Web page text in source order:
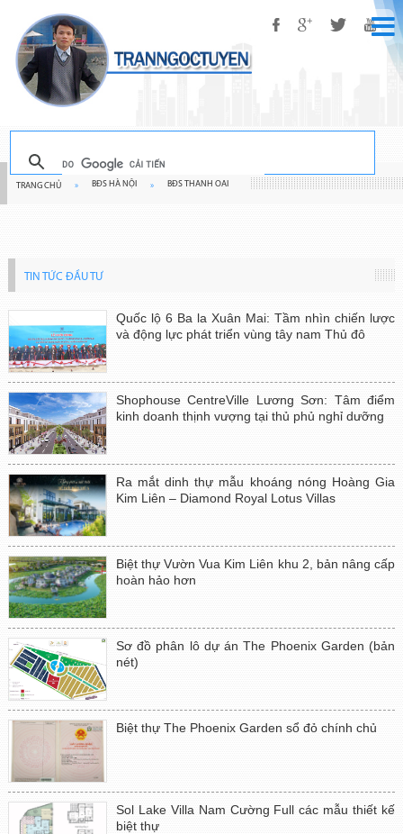
TRANG CHỦ » BĐS HÀ NỘI » BĐS THANH OAI
TIN TỨC ĐẦU TƯ
Quốc lộ 6 Ba la Xuân Mai: Tầm nhìn chiến lược
và động lực phát triển vùng tây nam Thủ đô
Shophouse CentreVille Lương Sơn: Tâm điểm
kinh doanh thịnh vượng tại thủ phủ nghỉ dưỡng
Ra mắt dinh thự mẫu khoáng nóng Hoàng Gia
Kim Liên – Diamond Royal Lotus Villas
Biệt thự Vườn Vua Kim Liên khu 2, bản nâng cấp
hoàn hảo hơn
Sơ đồ phân lô dự án The Phoenix Garden (bản
nét)
Biệt thự The Phoenix Garden sổ đỏ chính chủ
Sol Lake Villa Nam Cường Full các mẫu thiết kế
biệt thự